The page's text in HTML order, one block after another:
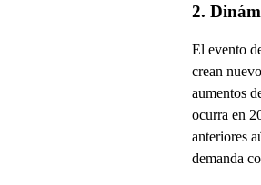
2.
El evento
crean
aumentos
ocurra en
anteriores
demanda